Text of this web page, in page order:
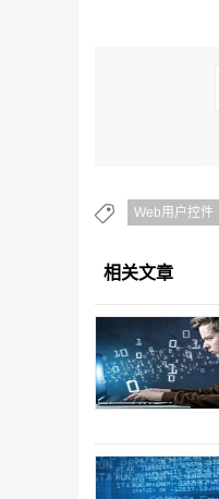
Web用户控件
相关文章